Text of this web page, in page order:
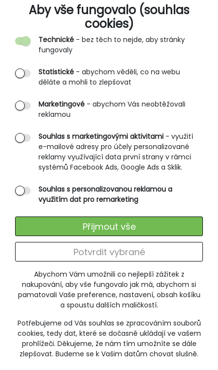
Aby vše fungovalo (souhlas
cookies)
Abychom Vám umožnili co nejlepší zážitek z
nakupování, aby vše fungovalo jak má, abychom si
pamatovali Vaše preference, nastavení, obsah košíku
a spoustu dalších maličkostí.
Potřebujeme od Vás souhlas se zpracováním souborů
cookies, tedy dat, které se dočasně ukládají ve vašem
prohlížeči. Děkujeme, že nám tím umožníte se dále
zlepšovat. Budeme se k Vašim datům chovat slušně.
Technické - bez těch to nejde, aby stránky
fungovaly
Statistické - abychom věděli, co na webu
děláte a mohli to zlepšovat
Marketingové - abychom Vás neobtěžovali
reklamou
Souhlas s marketingovými aktivitami - využití
e-mailové adresy pro účely personalizované
reklamy využívající data první strany v rámci
systémů Facebook Ads, Google Ads a Sklik.
Souhlas s personalizovanou reklamou a
využitím dat pro remarketing
Potvrdit vybrané
Přijmout vše
O SPOLEČNOSTI
O nás
Partnerské prodejny
B2B vstup
PRŮVODCE NAKUPOVÁNÍM
Obchodní podmínky
Rozměrové tabulky
Způsoby doručení
Ochrana osobních údajů
SLUŽBY ZÁKAZNÍKŮM
Výměna zboží
ODEBÍRÁNÍ NEWSLETTERU
+420 606 673 095
poradna@jitex-comfort.cz